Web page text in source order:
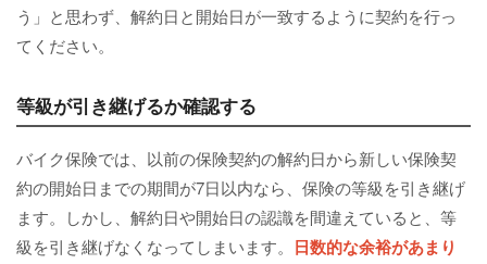
う」と思わず、解約日と開始日が一致するように契約を行っ
てください。
等級が引き継げるか確認する
バイク保険では、以前の保険契約の解約日から新しい保険契
約の開始日までの期間が7日以内なら、保険の等級を引き継げ
ます。しかし、解約日や開始日の認識を間違えていると、等
級を引き継げなくなってしまいます。 日数的な余裕があまり